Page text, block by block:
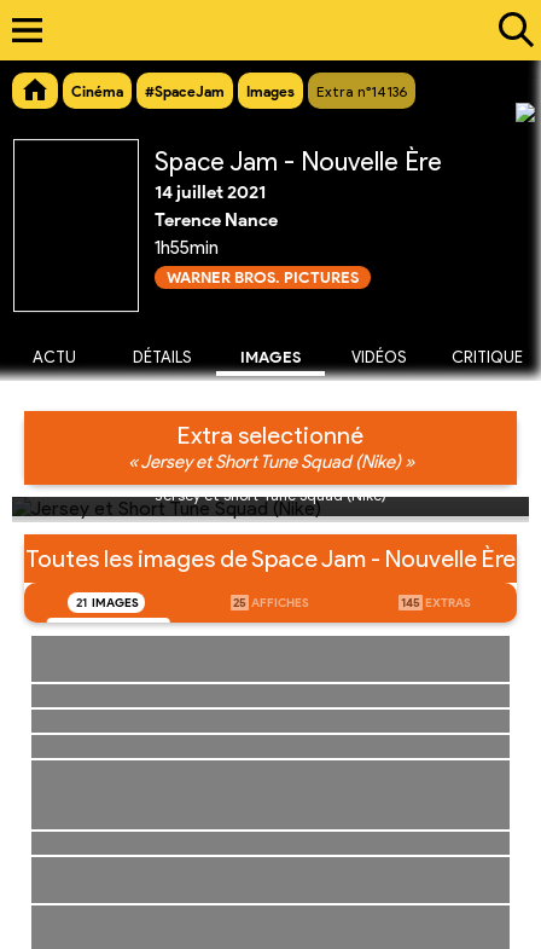
Cinéma #SpaceJam Images Extra n°14136
Space Jam - Nouvelle Ère
14 juillet 2021
Terence Nance
1h55min
WARNER BROS. PICTURES
ACTU DÉTAILS IMAGES VIDÉOS CRITIQUE
Extra selectionné
« Jersey et Short Tune Squad (Nike) »
Jersey et Short Tune Squad (Nike)
Toutes les images de Space Jam - Nouvelle Ère
21 IMAGES 25 AFFICHES 145 EXTRAS